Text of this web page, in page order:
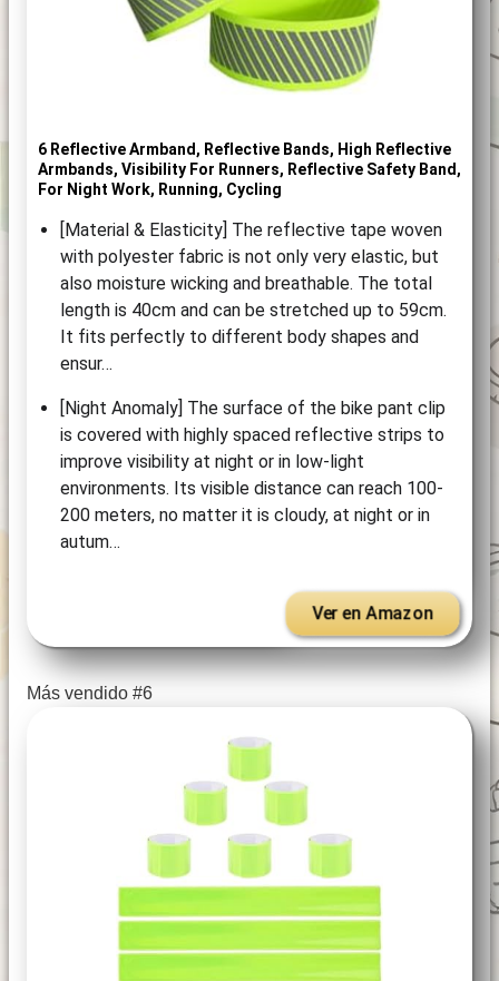
6 Reflective Armband, Reflective Bands, High Reflective
Armbands, Visibility For Runners, Reflective Safety Band,
For Night Work, Running, Cycling
[Material & Elasticity] The reflective tape woven
with polyester fabric is not only very elastic, but
also moisture wicking and breathable. The total
length is 40cm and can be stretched up to 59cm.
It fits perfectly to different body shapes and
ensur…
[Night Anomaly] The surface of the bike pant clip
is covered with highly spaced reflective strips to
improve visibility at night or in low-light
environments. Its visible distance can reach 100-
200 meters, no matter it is cloudy, at night or in
autum…
Ver en Amazon
Más vendido #6